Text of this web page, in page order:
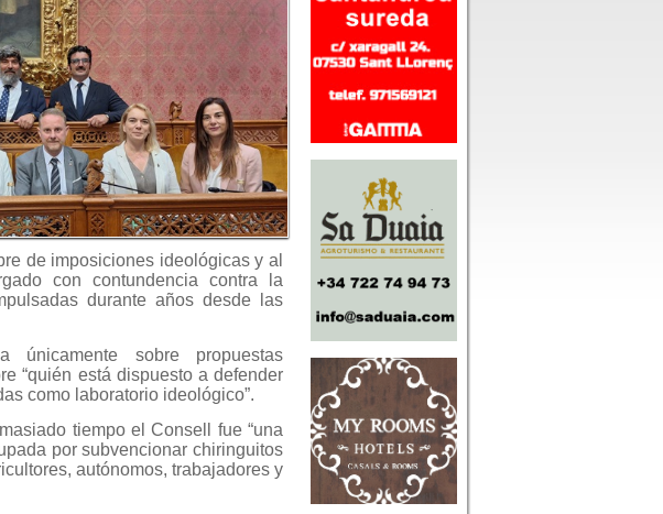
de imposiciones ideológicas y al
con contundencia contra la
durante años desde las
sobre propuestas
“quién está dispuesto a defender
como laboratorio ideológico”.
tiempo el Consell fue “una
por subvencionar chiringuitos
autónomos, trabajadores y